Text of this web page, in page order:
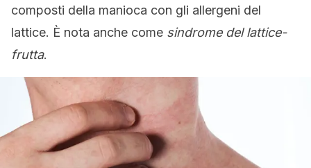
composti della manioca con gli allergeni del
lattice. È nota anche come sindrome del lattice-
frutta.